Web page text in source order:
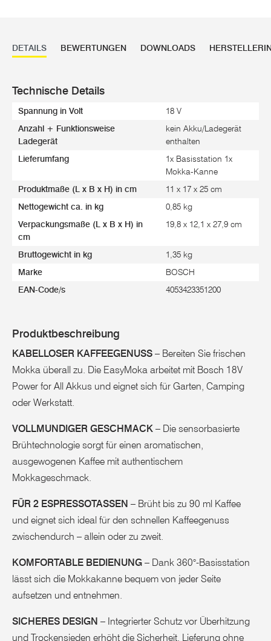
DETAILS BEWERTUNGEN DOWNLOADS
Technische Details
Spannung in Volt 18 V
Anzahl + Funktionsweise
Ladegerät
kein Akku/Ladegerät
enthalten
Lieferumfang
1x Basisstation 1x
Mokka-Kanne
Produktmaße (L x B x H) in cm 11 x 17 x 25 cm
Nettogewicht ca. in kg 0,85 kg
Verpackungsmaße (L x B x H) in
cm
19,8 x 12,1 x 27,9 cm
Bruttogewicht in kg 1,35 kg
Marke BOSCH
EAN-Code/s 4053423351200
Produktbeschreibung
KABELLOSER KAFFEEGENUSS – Bereiten Sie frischen
Mokka überall zu. Die EasyMoka arbeitet mit Bosch 18V
Power for All Akkus und eignet sich für Garten, Camping
oder Werkstatt.
VOLLMUNDIGER GESCHMACK – Die sensorbasierte
Brühtechnologie sorgt für einen aromatischen,
ausgewogenen Kaffee mit authentischem
Mokkageschmack.
FÜR 2 ESPRESSOTASSEN – Brüht bis zu 90 ml Kaffee
und eignet sich ideal für den schnellen Kaffeegenuss
zwischendurch – allein oder zu zweit.
KOMFORTABLE BEDIENUNG – Dank 360°-Basisstation
lässt sich die Mokkakanne bequem von jeder Seite
aufsetzen und entnehmen.
SICHERES DESIGN – Integrierter Schutz vor Überhitzung
und Trockensieden erhöht die Sicherheit. Lieferung ohne